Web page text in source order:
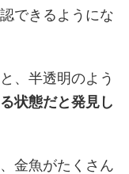
できるようにな
、半透明のよう
状態だと発見し
金魚がたくさん